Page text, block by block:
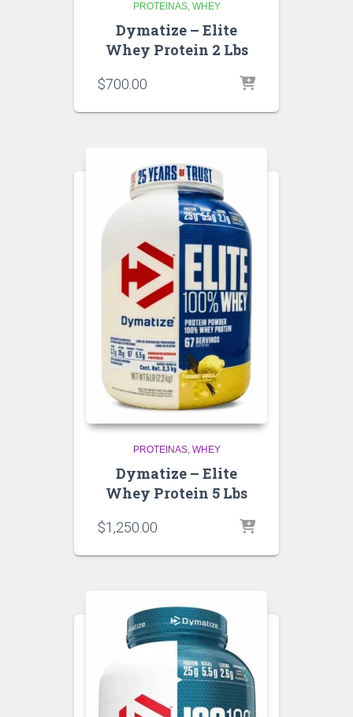
PROTEINAS WHEY
Dymatize – Elite
Whey Protein 2 Lbs
$700.00
PROTEINAS WHEY
Dymatize – Elite
Whey Protein 5 Lbs
$1,250.00